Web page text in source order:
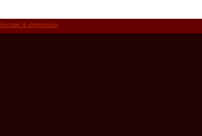
kontakt & impressum